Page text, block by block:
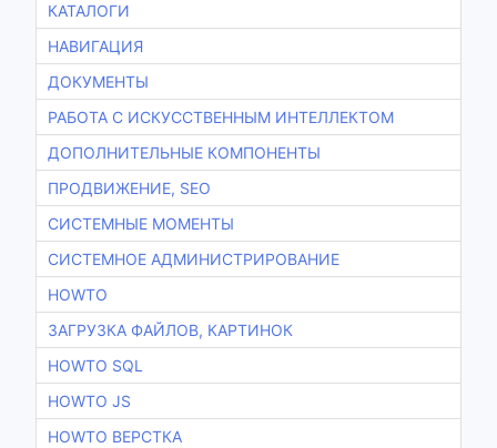
КАТАЛОГИ
НАВИГАЦИЯ
ДОКУМЕНТЫ
РАБОТА С ИСКУССТВЕННЫМ ИНТЕЛЛЕКТОМ
ДОПОЛНИТЕЛЬНЫЕ КОМПОНЕНТЫ
ПРОДВИЖЕНИЕ, SEO
СИСТЕМНЫЕ МОМЕНТЫ
СИСТЕМНОЕ АДМИНИСТРИРОВАНИЕ
HOWTO
ЗАГРУЗКА ФАЙЛОВ, КАРТИНОК
HOWTO SQL
HOWTO JS
HOWTO ВЕРСТКА